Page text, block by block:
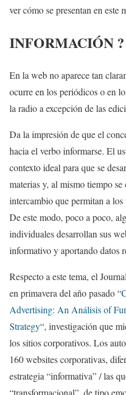
ver cómo se presentan en este
INFORMACIÓN ?
En la web no aparece tan
ocurre en los periódicos o en
la radio a excepción de las
Da la impresión de que el
hacia el verbo informarse. El
contexto ideal para que se
materias y, al mismo tiempo
intercambio que permitan a los
De este modo, poco a poco,
individuales desarrollan sus
informativo y aportando datos
Respecto a este tema, el
en primavera del año pasado “
Advertising: An Análisis of
Strategy“, investigación que
los sitios corporativos. Los
160 websites corporativas,
estrategia “informativa” / las
“transformacional”, de tipo